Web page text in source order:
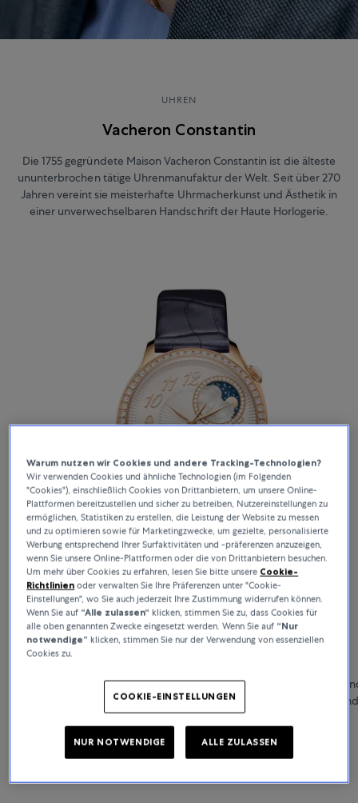
UHREN
Vacheron Constantin
Die 1755 gegründete Maison Vacheron Constantin ist die älteste
ununterbrochen tätige Uhrenmanufaktur der Welt. Seit über 270
Jahren vereint sie meisterhafte Uhrmacherkunst und Ästhetik in
einer unverwechselbaren Handschrift der Haute Horlogerie.
Égérie
Die Égérie Kollektion ist ausschliesslich der Weiblichkeit gewidmet
ihr inspiriert. Dabei begegnen sich die Welten von Haute Couture und
Haute Horlogerie, in denen die Leidenschaft für Perfektion und
Warum nutzen wir Cookies und andere Tracking-Technologien?
Wir verwenden Cookies und ähnliche Technologien (im Folgenden
"Cookies"), einschließlich Cookies von Drittanbietern, um unsere Online-
Plattformen bereitzustellen und sicher zu betreiben, Nutzereinstellungen zu
ermöglichen, Statistiken zu erstellen, die Leistung der Website zu messen
und zu optimieren sowie für Marketingzwecke, um gezielte, personalisierte
Werbung entsprechend Ihrer Surfaktivitäten und -präferenzen anzuzeigen,
wenn Sie unsere Online-Plattformen oder die von Drittanbietern besuchen.
Um mehr über Cookies zu erfahren, lesen Sie bitte unsere Cookie-
Richtlinien oder verwalten Sie Ihre Präferenzen unter "Cookie-
Einstellungen", wo Sie auch jederzeit Ihre Zustimmung widerrufen können.
Wenn Sie auf “Alle zulassen“ klicken, stimmen Sie zu, dass Cookies für
alle oben genannten Zwecke eingesetzt werden. Wenn Sie auf “Nur
notwendige” klicken, stimmen Sie nur der Verwendung von essenziellen
Cookies zu.
COOKIE-EINSTELLUNGEN
NUR NOTWENDIGE ALLE ZULASSEN